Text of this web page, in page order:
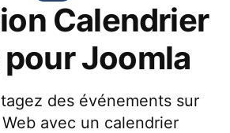
Calendrier
Joomla
des événements sur
avec un calendrier